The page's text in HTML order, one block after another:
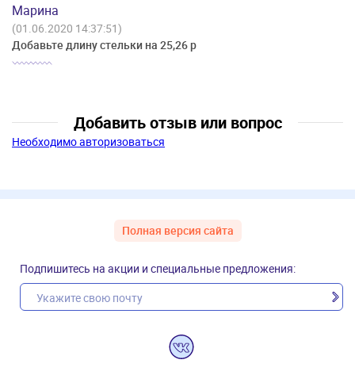
Марина
(01.06.2020 14:37:51)
Добавьте длину стельки на 25,26 р
Добавить отзыв или вопрос
Необходимо авторизоваться
Полная версия сайта
Подпишитесь на акции и специальные предложения: